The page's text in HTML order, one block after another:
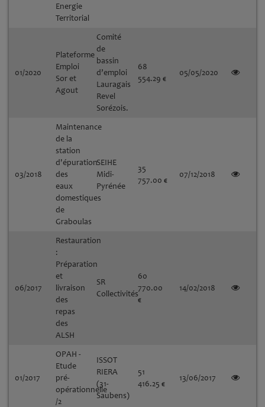
Energie
Territorial
01/2020
Plateforme
Emploi
Sor et
Agout
Comité
de
bassin
d’emploi
Lauragais
Revel
Sorézois.
68
554.29 €
05/05/2020
03/2018
Maintenance
de la
station
d'épuration
des
eaux
domestiques
de
Graboulas
SEIHE
Midi-
Pyrénée
35
757.00 €
07/12/2018
06/2017
Restauration
:
Préparation
et
livraison
des
repas
des
ALSH
SR
Collectivités
60
770.00
€
14/02/2018
01/2017
OPAH -
Etude
pré-
opérationnelle
/2
ISSOT
RIERA
(31-
Saubens)
51
416.25 €
13/06/2017